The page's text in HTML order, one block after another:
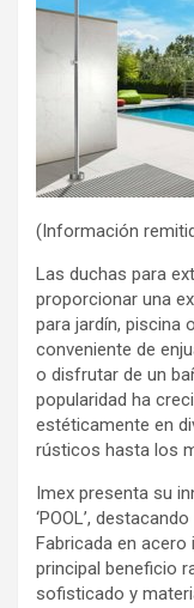
(Información
Las duchas para
proporcionar una
para jardín, piscina
conveniente de
o disfrutar de un
popularidad ha
estéticamente en
rústicos hasta los
Imex presenta su
‘POOL’,
Fabricada en acero
principal beneficio
sofisticado y